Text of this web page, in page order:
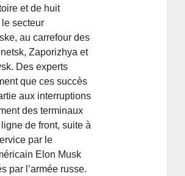
et de huit
le secteur
au carrefour des
Zaporizhya et
Des experts
que ces succès
aux interruptions
des terminaux
de front, suite à
par le
Elon Musk
par l’armée russe.